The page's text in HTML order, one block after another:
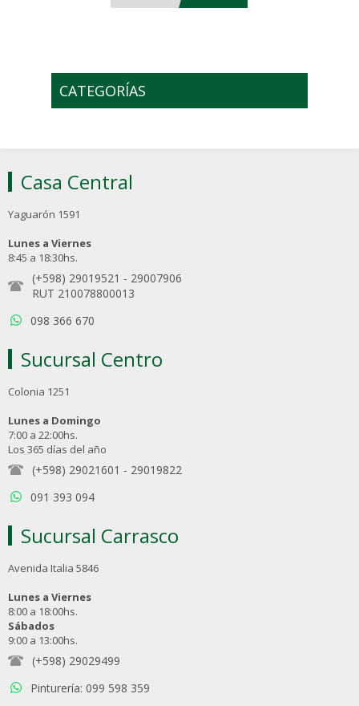
CATEGORÍAS
Casa Central
Yaguarón 1591
Lunes a Viernes
8:45 a 18:30hs.
(+598) 29019521 - 29007906
RUT 210078800013
098 366 670
Sucursal Centro
Colonia 1251
Lunes a Domingo
7:00 a 22:00hs.
Los 365 días del año
(+598) 29021601 - 29019822
091 393 094
Sucursal Carrasco
Avenida Italia 5846
Lunes a Viernes
8:00 a 18:00hs.
Sábados
9:00 a 13:00hs.
(+598) 29029499
Pinturería: 099 598 359